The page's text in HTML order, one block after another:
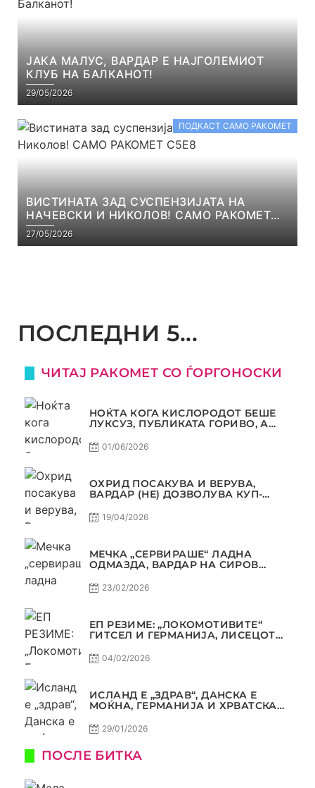
ЈАКА МАЛУС, ВАРДАР Е НАЈГОЛЕМИОТ
КЛУБ НА БАЛКАНОТ!
29/05/2026
ПОДКАСТ САМО РАКОМЕТ
ВИСТИНАТА ЗАД СУСПЕНЗИЈАТА НА
НАЧЕВСКИ И НИКОЛОВ! САМО РАКОМЕТ
С5Е8
27/05/2026
ПОСЛЕДНИ 5...
ЧИТАЈ РАКОМЕТ СО ЃОРГОНОСКИ
НОЌТА КОГА КИСЛОРОДОТ БЕШЕ
ЛУКСУЗ, ПУБЛИКАТА ГОРИВО, А
01/06/2026
ОХРИД ПОСАКУВА И ВЕРУВА,
ВАРДАР (НЕ) ДОЗВОЛУВА КУП-
19/04/2026
МЕЧКА „СЕРВИРАШЕ“ ЛАДНА
ОДМАЗДА, ВАРДАР НА СИРОВ
АВТОКОМАНДА
23/02/2026
ЕП РЕЗИМЕ: „ЛОКОМОТИВИТЕ“
ГИТСЕЛ И ГЕРМАНИЈА, ЛИСЕЦОТ
04/02/2026
ИСЛАНД Е „ЗДРАВ“, ДАНСКА Е
МОЌНА, ГЕРМАНИЈА И ХРВАТСКА
29/01/2026
ПОСЛЕ БИТКА